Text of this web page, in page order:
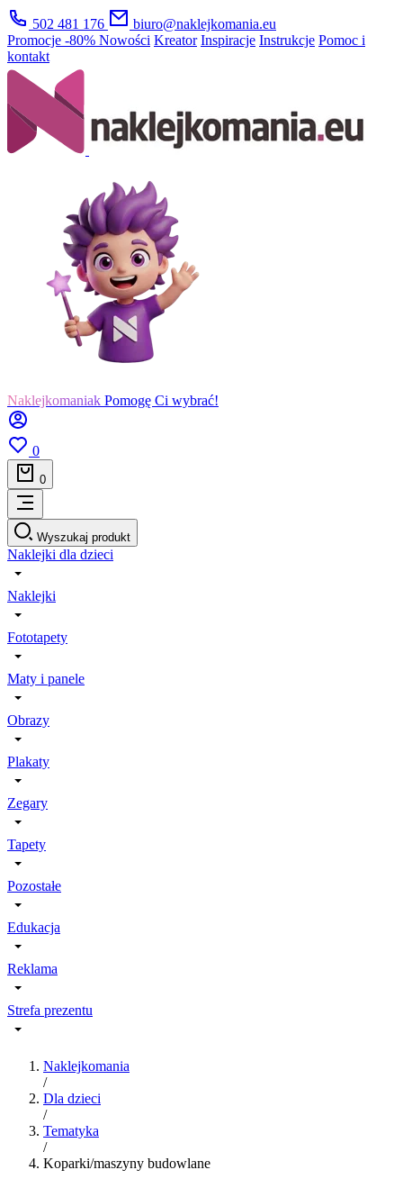
502 481 176
biuro@naklejkomania.eu
Promocje -80% Nowości Kreator Inspiracje Instrukcje Pomoc i
kontakt
Naklejkomaniak Pomogę Ci wybrać!
0
0
Wyszukaj produkt
Naklejki dla dzieci
Naklejki
Fototapety
Maty i panele
Obrazy
Plakaty
Zegary
Tapety
Pozostałe
Edukacja
Reklama
Strefa prezentu
Naklejkomania
/
Dla dzieci
/
Tematyka
/
Koparki/maszyny budowlane